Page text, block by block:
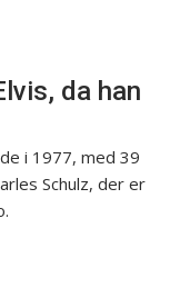
da han
i 1977, med 39
Schulz, der er